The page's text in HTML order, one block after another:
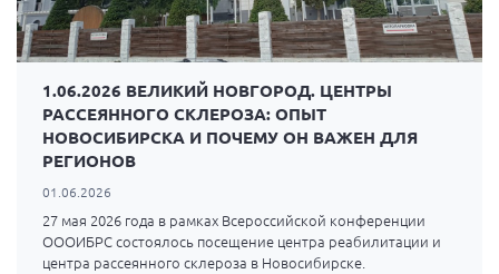
1.06.2026 ВЕЛИКИЙ НОВГОРОД. ЦЕНТРЫ
РАССЕЯННОГО СКЛЕРОЗА: ОПЫТ
НОВОСИБИРСКА И ПОЧЕМУ ОН ВАЖЕН ДЛЯ
РЕГИОНОВ
01.06.2026
27 мая 2026 года в рамках Всероссийской конференции
ОООИБРС состоялось посещение центра реабилитации и
центра рассеянного склероза в Новосибирске.